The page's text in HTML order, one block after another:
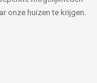
onze huizen te krijgen.